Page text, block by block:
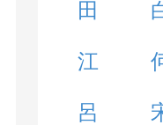
田
江
呂